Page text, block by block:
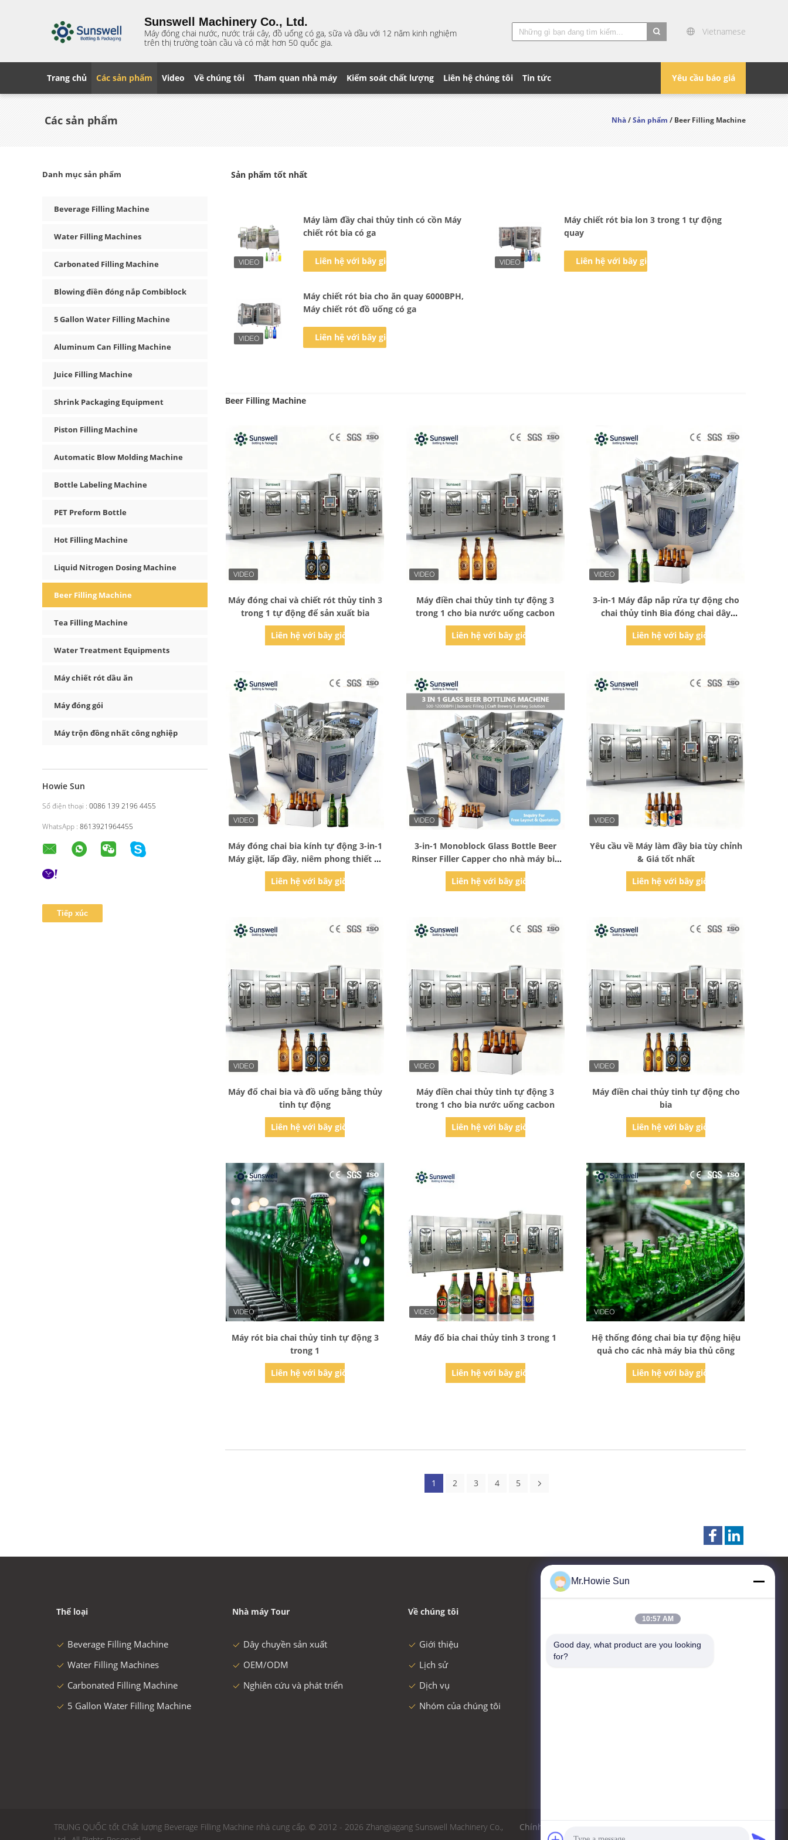
Sunswell Machinery Co., Ltd.
Máy đóng chai nước, nước trái cây, đồ uống có ga, sữa và dầu với 12 năm kinh nghiệm
trên thị trường toàn cầu và có mặt hơn 50 quốc gia.
Vietnamese
Yêu cầu báo giá
Trang chủ Các sản phẩm Video Về chúng tôi Tham quan nhà máy Kiểm soát chất lượng Liên hệ chúng tôi Tin tức
Các sản phẩm Nhà/Sản phẩm/ Beer Filling Machine
Danh mục sản phẩm
Beverage Filling Machine
Water Filling Machines
Carbonated Filling Machine
Blowing điền đóng nắp Combiblock
5 Gallon Water Filling Machine
Aluminum Can Filling Machine
Juice Filling Machine
Shrink Packaging Equipment
Piston Filling Machine
Automatic Blow Molding Machine
Bottle Labeling Machine
PET Preform Bottle
Hot Filling Machine
Liquid Nitrogen Dosing Machine
Beer Filling Machine
Tea Filling Machine
Water Treatment Equipments
Máy chiết rót dầu ăn
Máy đóng gói
Máy trộn đồng nhất công nghiệp
Howie Sun
Số điện thoại : 0086 139 2196 4455
WhatsApp : 8613921964455
Sản phẩm tốt nhất
Máy làm đầy chai thủy tinh có cồn Máy
chiết rót bia có ga
Liên hệ với bây giờ
Máy chiết rót bia lon 3 trong 1 tự động
quay
Liên hệ với bây giờ
Máy chiết rót bia cho ăn quay 6000BPH,
Máy chiết rót đồ uống có ga
Liên hệ với bây giờ
Beer Filling Machine
Máy đóng chai và chiết rót thủy tinh 3
trong 1 tự động để sản xuất bia
Liên hệ với bây giờ
Máy điền chai thủy tinh tự động 3
trong 1 cho bia nước uống cacbon
Liên hệ với bây giờ
3-in-1 Máy đắp nắp rửa tự động cho
chai thủy tinh Bia đóng chai dây
chuyền sản xuất
Liên hệ với bây giờ
Máy đóng chai bia kính tự động 3-in-1
Máy giặt, lấp đầy, niêm phong thiết bị
tích hợp
Liên hệ với bây giờ
3-in-1 Monoblock Glass Bottle Beer
Rinser Filler Capper cho nhà máy bia
thủ công & Đường dây sản xuất bia
lớn
Liên hệ với bây giờ
Yêu cầu về Máy làm đầy bia tùy chỉnh
& Giá tốt nhất
Liên hệ với bây giờ
Máy đổ chai bia và đồ uống bằng thủy
tinh tự động
Liên hệ với bây giờ
Máy điền chai thủy tinh tự động 3
trong 1 cho bia nước uống cacbon
Liên hệ với bây giờ
Máy điền chai thủy tinh tự động cho
bia
Liên hệ với bây giờ
Máy rót bia chai thủy tinh tự động 3
trong 1
Liên hệ với bây giờ
Máy đổ bia chai thủy tinh 3 trong 1
Liên hệ với bây giờ
Hệ thống đóng chai bia tự động hiệu
quả cho các nhà máy bia thủ công
Liên hệ với bây giờ
1 2 3 4 5
Thể loại
Beverage Filling Machine
Water Filling Machines
Carbonated Filling Machine
5 Gallon Water Filling Machine
Nhà máy Tour
Dây chuyền sản xuất
OEM/ODM
Nghiên cứu và phát triển
Về chúng tôi
Giới thiệu
Lịch sử
Dịch vụ
Nhóm của chúng tôi
Liên hệ với chúng tôi
Zhangjiagang Sunswell
Machinery Co., Ltd.
Chính sách bảo mật
TRUNG QUỐC tốt Chất lượng Beverage Filling Machine nhà cung cấp. © 2012 - 2026 Zhangjiagang Sunswell Machinery Co.,
Mr.Howie Sun
10:57 AM
Good day, what product are you looking
for?